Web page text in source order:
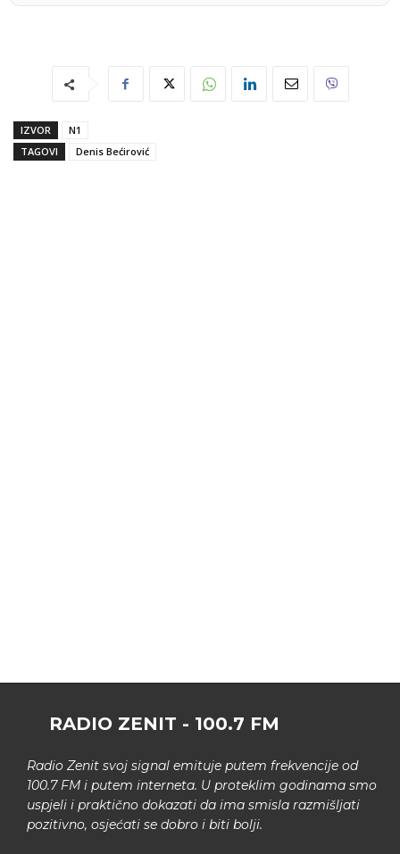
IZVOR
N1
TAGOVI
Denis Bećirović
RADIO ZENIT - 100.7 FM
Radio Zenit svoj signal emituje putem frekvencije od
100.7 FM i putem interneta. U proteklim godinama smo
uspjeli i praktično dokazati da ima smisla razmišljati
pozitivno, osjećati se dobro i biti bolji.